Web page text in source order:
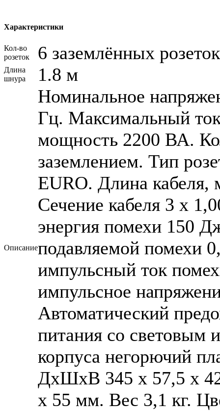
Характеристики
Кол-во
розеток
6 заземлённых
Длина
шнура
1.8 м
Описание
Номинальное
Гц. Максимальный
мощность 2200 ВА.
заземлением. Тип
EURO. Длина кабеля,
Сечение кабеля 3 x
энергия помехи 150
подавляемой помехи
импульсный ток
импульсное
Автоматический
питания со световым
корпуса негорючий
ДхШхВ 345 x 57,5 x
x 55 мм. Вес 3,1 кг.